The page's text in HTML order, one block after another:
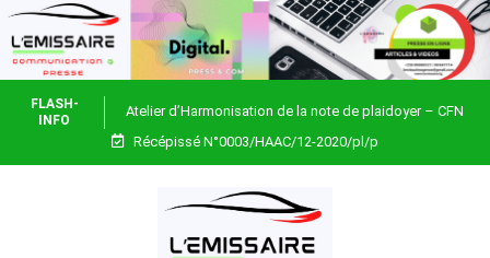
FLASH-
INFO
Atelier d’Harmonisation de la note de plaidoyer – CFN
Togo
Récépissé N°0003/HAAC/12-2020/pl/p